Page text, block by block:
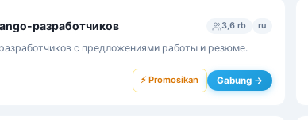
разработчиков 3,6 rb ru
с предложениями работы и резюме.
⚡ Promosikan Gabung →